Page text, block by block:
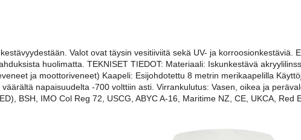
Valot ovat täysin vesitiiviitä sekä UV- ja korroosionkestäviä.
huolimatta. TEKNISET TIEDOT: Materiaali: Iskunkestävä
ja moottoriveneet) Kaapeli: Esijohdotettu 8 metrin merikaapelilla
napaisuudelta -700 volttiin asti. Virrankulutus: Vasen, oikea ja
BSH, IMO Col Reg 72, USCG, ABYC A-16, Maritime NZ, CE, UKCA, Red